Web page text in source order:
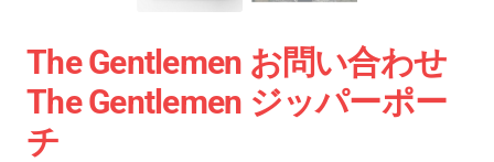
The Gentlemen お問い合わせ
The Gentlemen ジッパーポー
チ